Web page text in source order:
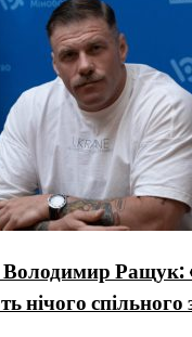
Володимир Ращук:
нічого спільного